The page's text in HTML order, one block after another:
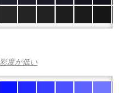
彩度が低い